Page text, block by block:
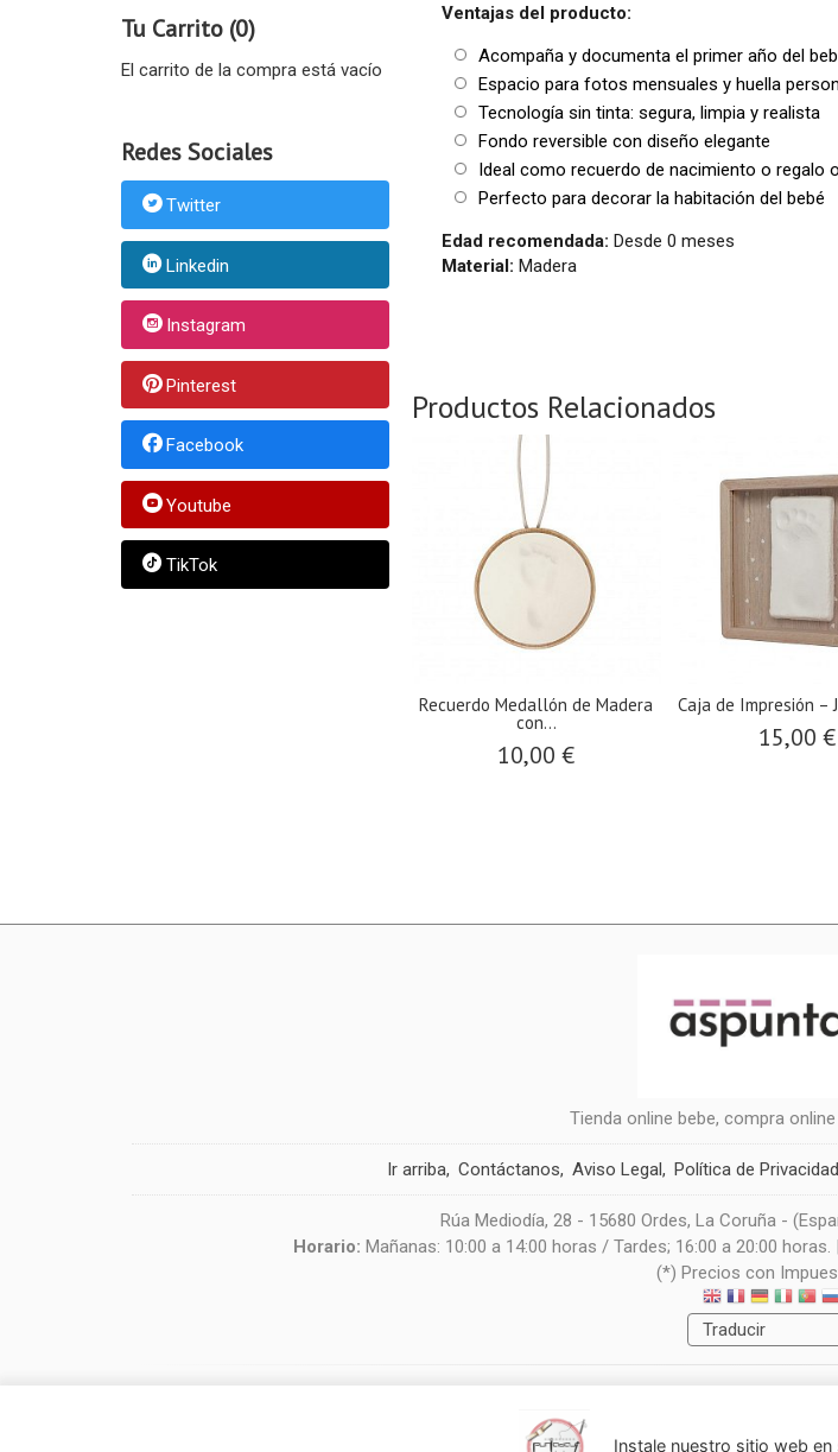
Tu Carrito (0)
El carrito de la compra está vacío
Redes Sociales
Twitter
Linkedin
Instagram
Pinterest
Facebook
Youtube
TikTok
Ventajas del producto:
Acompaña y documenta el primer año del
Espacio para fotos mensuales y huella
Tecnología sin tinta: segura, limpia y realista
Fondo reversible con diseño elegante
Ideal como recuerdo de nacimiento o regalo
Perfecto para decorar la habitación del bebé
Edad recomendada: Desde 0 meses
Material: Madera
Productos Relacionados
Recuerdo Medallón de Madera ​Caja de Impresión – Jolis Cœurs ​Caja
Tienda online bebe, compra
Ir arriba Contáctanos Aviso Legal Política de
Rúa Mediodía, 28 - 15680 Ordes, La Coruña -
Horario: Mañanas: 10:00 a 14:00 horas / Tardes; 16:00 a 20:00 horas. |
(*) Precios con
Instale nuestro sitio web en